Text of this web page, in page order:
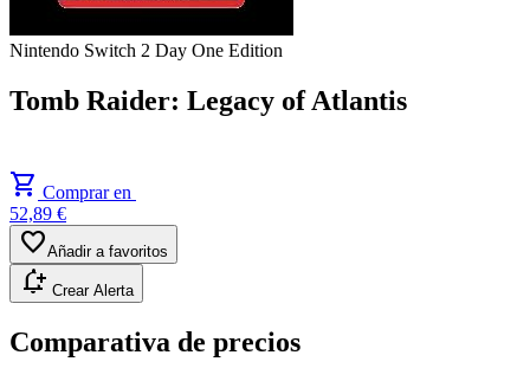
Nintendo Switch 2 Day One Edition
Tomb Raider: Legacy of Atlantis
shopping_cart Comprar en
52,89 €
favoriteAñadir a favoritos
notification_add Crear Alerta
Comparativa de precios